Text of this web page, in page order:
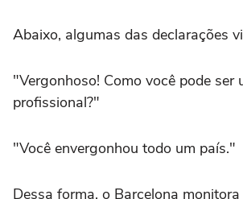
Abaixo, algumas das declarações
"Vergonhoso! Como você pode ser
profissional?"
"Você envergonhou todo um país."
Dessa forma, o Barcelona